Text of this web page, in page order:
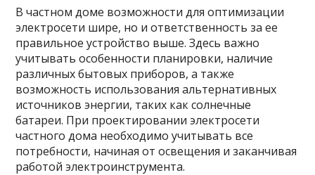
В частном доме возможности для оптимизации
электросети шире, но и ответственность за ее
правильное устройство выше. Здесь важно
учитывать особенности планировки, наличие
различных бытовых приборов, а также
возможность использования альтернативных
источников энергии, таких как солнечные
батареи. При проектировании электросети
частного дома необходимо учитывать все
потребности, начиная от освещения и заканчивая
работой электроинструмента.